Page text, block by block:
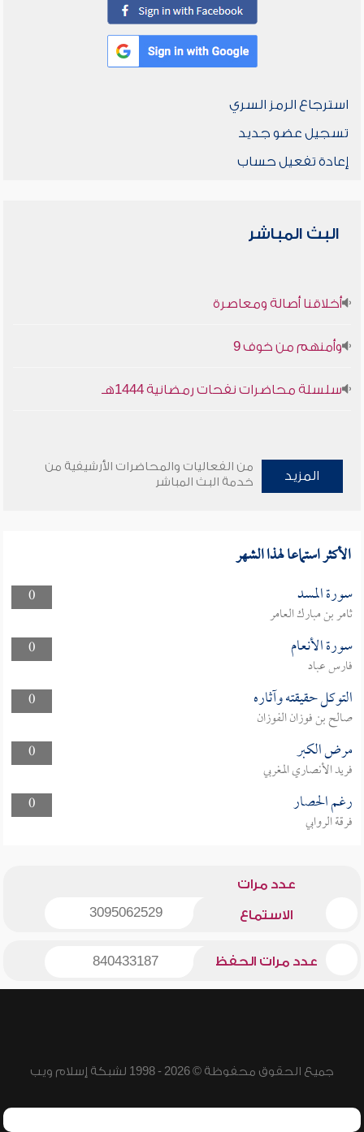
استرجاع الرمز السري
تسجيل عضو جديد
إعادة تفعيل حساب
البث المباشر
أخلاقنا أصالة ومعاصرة
وأمنهم من خوف 9
سلسلة محاضرات نفحات رمضانية 1444هـ
المزيد
من الفعاليات والمحاضرات الأرشيفية من
خدمة البث المباشر
الأكثر استماعا لهذا الشهر
0 سورة المسد
ثامر بن مبارك العامر
0
سورة الأنعام
فارس عباد
0
التوكل حقيقته وآثاره
صالح بن فوزان الفوزان
0
مرض الكبر
فريد الأنصاري المغربي
0
رغم الحصار
فرقة الروابي
عدد مرات
الاستماع 3095062529
عدد مرات الحفظ 840433187
جميع الحقوق محفوظة © 2026 - 1998 لشبكة إسلام ويب